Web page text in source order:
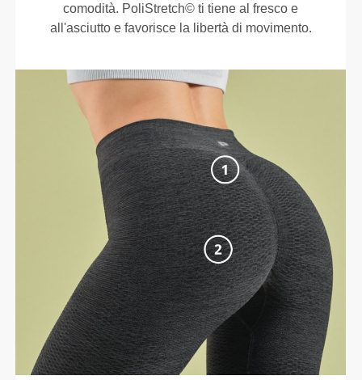
comodità. PoliStretch© ti tiene al fresco e
all'asciutto e favorisce la libertà di movimento.